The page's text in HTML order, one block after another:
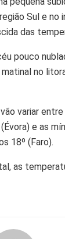
Sul e no
das
pouco
no
variar entre
e as
18º (Faro).
as